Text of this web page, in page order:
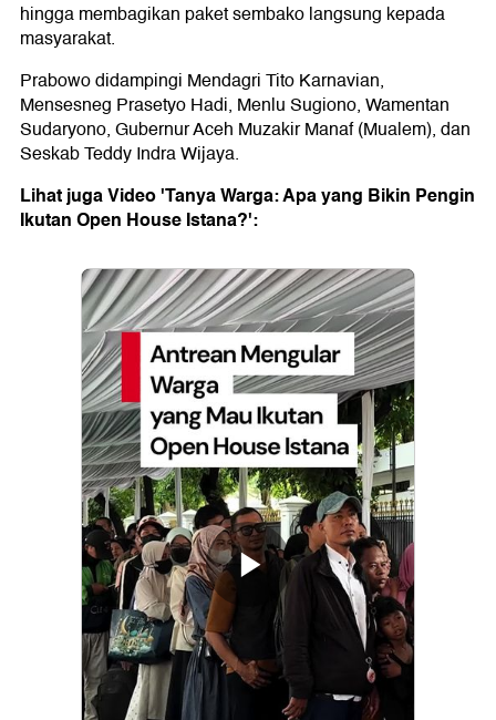
hingga membagikan paket sembako langsung kepada
masyarakat.
Prabowo didampingi Mendagri Tito Karnavian,
Mensesneg Prasetyo Hadi, Menlu Sugiono, Wamentan
Sudaryono, Gubernur Aceh Muzakir Manaf (Mualem), dan
Seskab Teddy Indra Wijaya.
Lihat juga Video 'Tanya Warga: Apa yang Bikin Pengin
Ikutan Open House Istana?':